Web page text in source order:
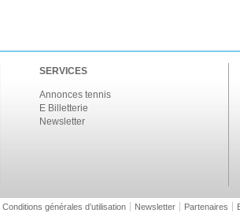
SERVICES
Annonces tennis
E Billetterie
Newsletter
Conditions générales d’utilisation Newsletter Partenaires